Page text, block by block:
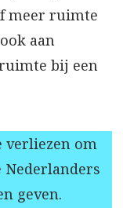
meer ruimte
aan
bij een
verliezen om
Nederlanders
geven.